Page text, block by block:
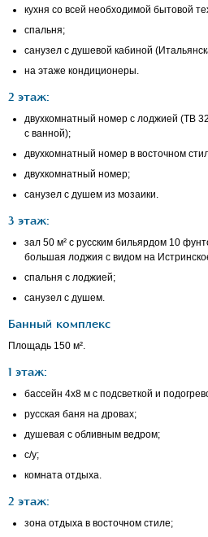
кухня со всей необходимой бытовой
cпальня;
cанузел с душевой кабиной
на этаже кондиционеры.
2 этаж:
двухкомнатный номер с лоджией (ТВ
с ванной);
двухкомнатный номер в восточном
двухкомнатный номер;
санузел с душем из мозаики.
3 этаж:
зал 50 м² с русским бильярдом 10
большая лоджия с видом на
спальня с лоджией;
санузел с душем.
Банный комплекс
Площадь 150 м².
1 этаж:
бассейн 4х8 м с подсветкой и
русская баня на дровах;
душевая с обливным ведром;
с/у;
комната отдыха.
2 этаж:
зона отдыха в восточном стиле;